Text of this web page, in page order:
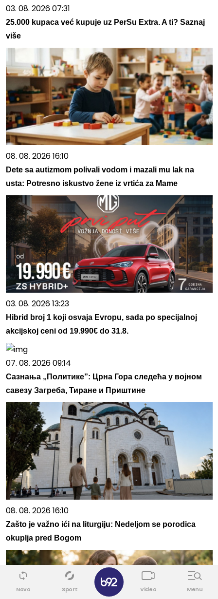
03. 08. 2026 07:31
25.000 kupaca već kupuje uz PerSu Extra. A ti? Saznaj
više
08. 08. 2026 16:10
Dete sa autizmom polivali vodom i mazali mu lak na
usta: Potresno iskustvo žene iz vrtića za Mame
03. 08. 2026 13:23
Hibrid broj 1 koji osvaja Evropu, sada po specijalnoj
akcijskoj ceni od 19.990€ do 31.8.
07. 08. 2026 09:14
Сазнања „Политике”: Црна Гора следећа у војном
савезу Загреба, Тиране и Приштине
08. 08. 2026 16:10
Zašto je važno ići na liturgiju: Nedeljom se porodica
okuplja pred Bogom
Novo Sport Video Menu
✕